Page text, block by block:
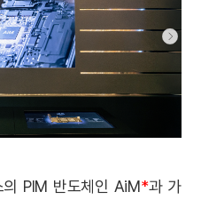
PIM 반도체인 AiM*과 가